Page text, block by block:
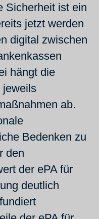
Sicherheit ist ein
jetzt werden
digital zwischen
hängt die
jeweils
ab.
Bedenken zu
den
der ePA für
deutlich